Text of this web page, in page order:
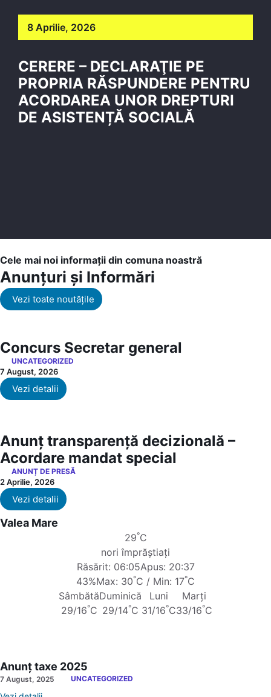
8 Aprilie, 2026
CERERE – DECLARAŢIE PE
PROPRIA RĂSPUNDERE PENTRU
ACORDAREA UNOR DREPTURI
DE ASISTENȚĂ SOCIALĂ
Cele mai noi informații din comuna noastră
Anunțuri și Informări
Vezi toate noutățile
Concurs Secretar general
UNCATEGORIZED
7 August, 2026
Vezi detalii
Anunț transparență decizională –
Acordare mandat special
ANUNȚ DE PRESĂ
2 Aprilie, 2026
Vezi detalii
Valea Mare
29°C
nori împrăștiați
Răsărit: 06:05Apus: 20:37
43%Max: 30°C / Min: 17°C
Sâmbătă
29/16°C
Duminică
29/14°C
Luni
31/16°C
Marți
33/16°C
Anunț taxe 2025
7 August, 2025 UNCATEGORIZED